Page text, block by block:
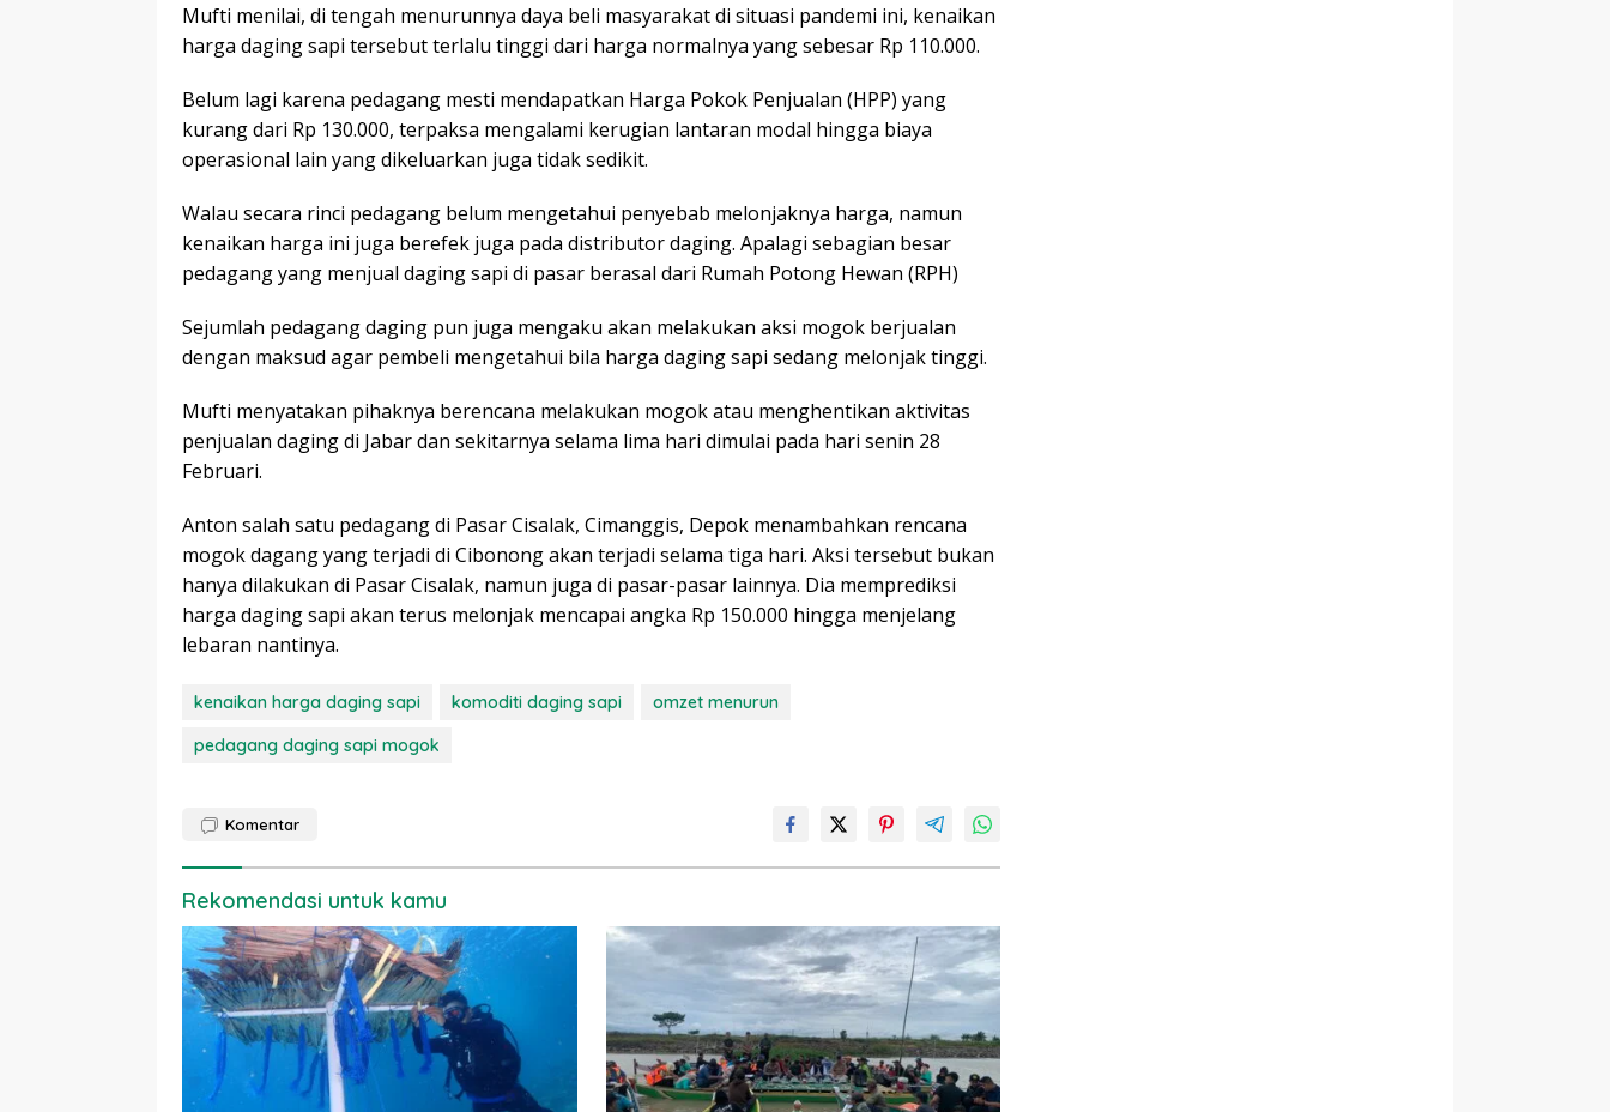
Mufti menilai, di tengah menurunnya daya beli masyarakat di situasi pandemi ini, kenaikan
harga daging sapi tersebut terlalu tinggi dari harga normalnya yang sebesar Rp 110.000.
Belum lagi karena pedagang mesti mendapatkan Harga Pokok Penjualan (HPP) yang
kurang dari Rp 130.000, terpaksa mengalami kerugian lantaran modal hingga biaya
operasional lain yang dikeluarkan juga tidak sedikit.
Walau secara rinci pedagang belum mengetahui penyebab melonjaknya harga, namun
kenaikan harga ini juga berefek juga pada distributor daging. Apalagi sebagian besar
pedagang yang menjual daging sapi di pasar berasal dari Rumah Potong Hewan (RPH)
Sejumlah pedagang daging pun juga mengaku akan melakukan aksi mogok berjualan
dengan maksud agar pembeli mengetahui bila harga daging sapi sedang melonjak tinggi.
Mufti menyatakan pihaknya berencana melakukan mogok atau menghentikan aktivitas
penjualan daging di Jabar dan sekitarnya selama lima hari dimulai pada hari senin 28
Februari.
Anton salah satu pedagang di Pasar Cisalak, Cimanggis, Depok menambahkan rencana
mogok dagang yang terjadi di Cibonong akan terjadi selama tiga hari. Aksi tersebut bukan
hanya dilakukan di Pasar Cisalak, namun juga di pasar-pasar lainnya. Dia memprediksi
harga daging sapi akan terus melonjak mencapai angka Rp 150.000 hingga menjelang
lebaran nantinya.
kenaikan harga daging sapi komoditi daging sapi
omzet menurun
pedagang daging sapi mogok
Komentar
Rekomendasi untuk kamu